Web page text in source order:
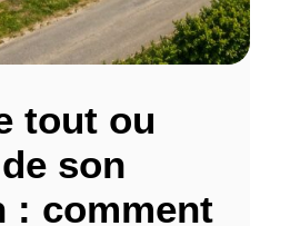
tout ou
son
: comment